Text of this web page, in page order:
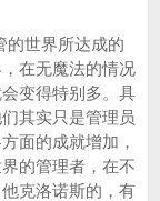
世界所达成的
在无魔法的情况
变得特别多。具
其实只是管理员
面的成就增加，
的管理者，在不
克洛诺斯的，有